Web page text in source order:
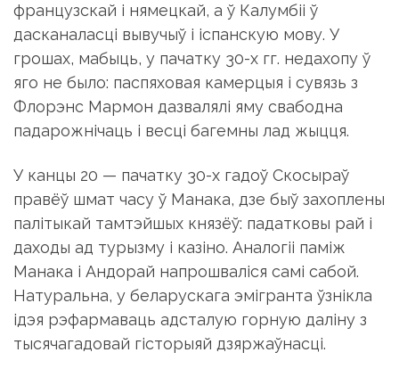
грошах, мабыць, у пачатку 30-х гг. недахопу ў
яго не было: паспяховая камерцыя і сувязь з
Флорэнс Мармон дазвалялі яму свабодна
падарожнічаць і весці багемны лад жыцця.
У канцы 20 — пачатку 30-х гадоў Скосыраў
палітыкай тамтэйшых князёў: падатковы рай і
даходы ад турызму і казіно. Аналогіі паміж
Манака і Андорай напрошваліся самі сабой.
Натуральна, у беларускага эмігранта ўзнікла
ідэя рэфармаваць адсталую горную даліну з
тысячагадовай гісторыяй дзяржаўнасці.
У Андоры Скосыраў упершыню з’явіўся